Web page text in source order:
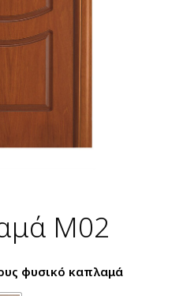
M02
φυσικό καπλαμά